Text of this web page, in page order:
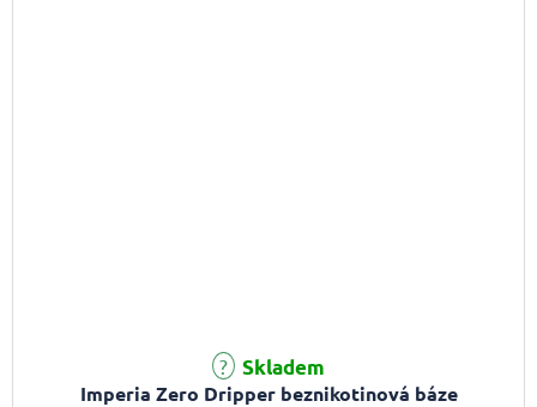
Imperia Zero Dripper beznikotinová báze
Skladem